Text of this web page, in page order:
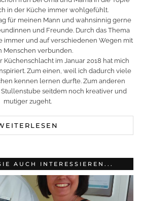
in der Küche immer wohlgefühlt.
für meinen Mann und wahnsinnig gerne
und Freunde. Durch das Thema
immer und auf verschiedenen Wegen mit
Menschen verbunden.
Küchenschlacht im Januar 2018 hat mich
Zum einen, weil ich dadurch viele
kennen lernen durfte. Zum anderen
seitdem noch kreativer und
mutiger zugeht.
AUCH INTERESSIEREN...